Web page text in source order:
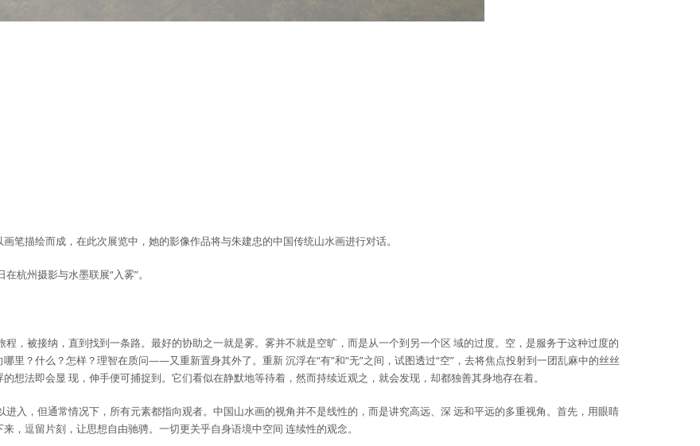
笔描绘而成，在此次展览中，她的影像作品将与朱建忠的中国传统山水画进行对话。
杭州摄影与水墨联展“入雾”。
，被接纳，直到找到一条路。最好的协助之一就是雾。雾并不就是空旷，而是从一个到另一个区 域的过度。空，是服务于这种过度的
里？什么？怎样？理智在质问——又重新置身其外了。重新 沉浮在“有”和“无”之间，试图透过“空”，去将焦点投射到一团乱麻中的丝丝
想法即会显 现，伸手便可捕捉到。它们看似在静默地等待着，然而持续近观之，就会发现，却都独善其身地存在着。
入，但通常情况下，所有元素都指向观者。中国山水画的视角并不是线性的，而是讲究高远、深 远和平远的多重视角。首先，用眼睛
，逗留片刻，让思想自由驰骋。一切更关乎自身语境中空间 连续性的观念。